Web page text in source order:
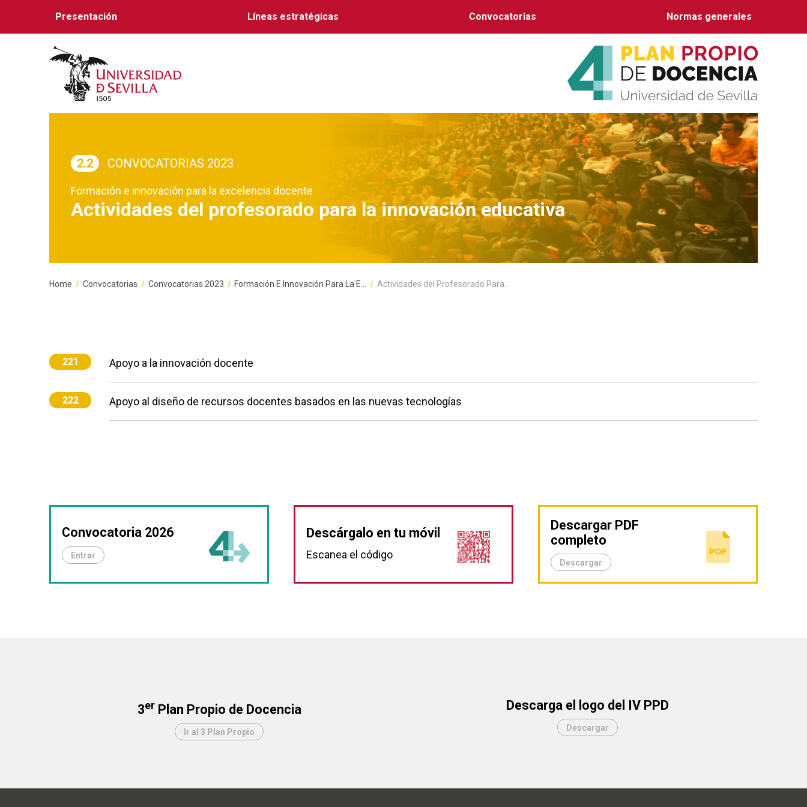
Presentación Líneas estratégicas Convocatorias Normas generales
2.2 CONVOCATORIAS 2023
Formación e innovación para la excelencia docente
Actividades del profesorado para la innovación educativa
Breadcrumbs
You
Home Convocatorias Convocatorias 2023 Formación E Innovación Para La E... Actividades del Profesorado Para...
221 Apoyo a la innovación docente
222 Apoyo al diseño de recursos docentes basados en las nuevas tecnologías
Convocatoria 2026
Entrar
Descárgalo en tu móvil
Escanea el código
Descargar PDF
completo
Descargar
3erPlan Propio de Docencia
Ir al 3 Plan Propio
Descarga el logo del IV PPD
Descargar